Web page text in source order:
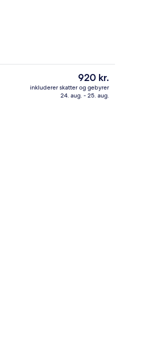
Den
nuværende
pris
920 kr.
inkluderer skatter og gebyrer
24. aug. - 25. aug.